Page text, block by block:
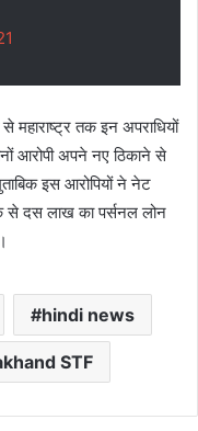
तक इन अपराधियों
आरोपी अपने नए ठिकाने से
इस आरोपियों ने नेट
से दस लाख का पर्सनल लोन
hindi news
STF